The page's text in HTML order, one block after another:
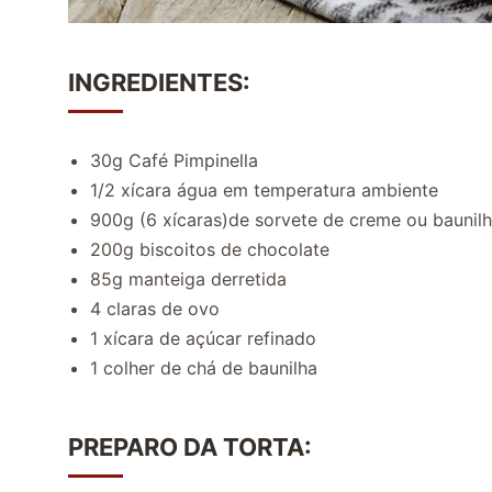
INGREDIENTES:
30g Café Pimpinella
1/2 xícara água em temperatura ambiente
900g (6 xícaras)de sorvete de creme ou
200g biscoitos de chocolate
85g manteiga derretida
4 claras de ovo
1 xícara de açúcar refinado
1 colher de chá de baunilha
PREPARO DA TORTA: